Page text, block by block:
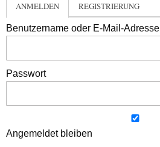
ANMELDEN REGISTRIERUNG
Benutzername oder E-Mail-Adresse
Passwort
Angemeldet bleiben